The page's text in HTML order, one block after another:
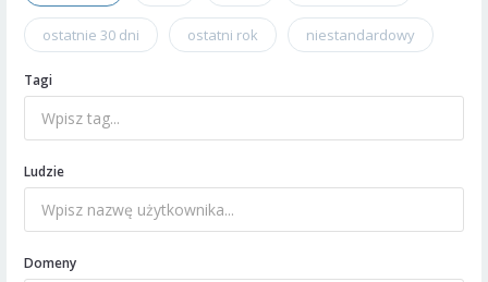
ostatnie 30 dni ostatni rok niestandardowy
Tagi
Ludzie
Domeny